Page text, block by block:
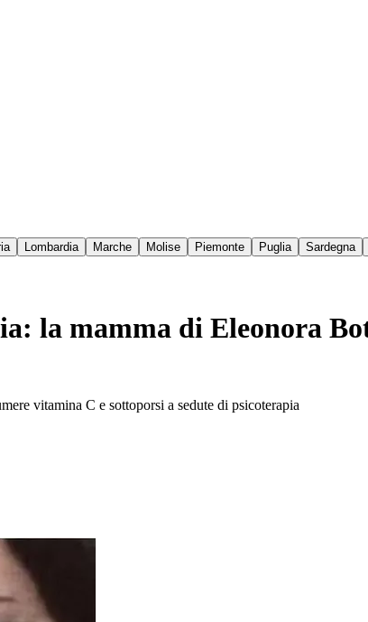
Lombardia Marche Molise Piemonte Puglia Sardegna
la mamma di Eleonora
vitamina C e sottoporsi a sedute di psicoterapia